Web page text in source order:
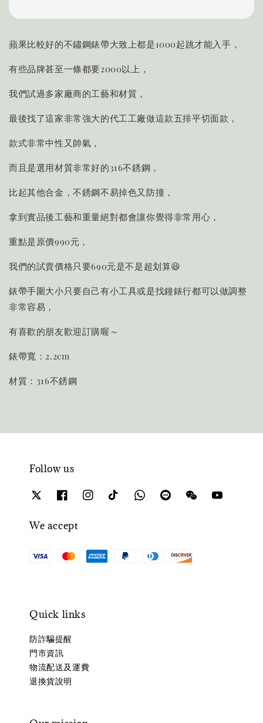
蘋果比較好的不鏽鋼錶帶大致上都是1000起跳才能入手，
有些品牌甚至一條都要2000以上，
我們試過多家廠商的工藝和材質，
最後找了這家非常強大的代工工廠做這款五排平切面款，
款式非常中性又帥氣，
而且是選用材質非常好的316不銹鋼，
比起其他合金，不銹鋼不易掉色又防撞，
拿到實品後工藝和重量絕對都會讓你覺得非常用心，
重點是原價990元，
我們的試賣價格只要690元是不是超划算😆
錶帶手圍大小只要自己有小工具或是找鐘錶行都可以做調整
非常容易，
有喜歡的朋友歡迎訂購喔～
錶帶寬：2.2cm
材質：316不銹鋼
Follow us
We accept
Quick links
防詐騙提醒
門市資訊
物流配送及運費
退換貨說明